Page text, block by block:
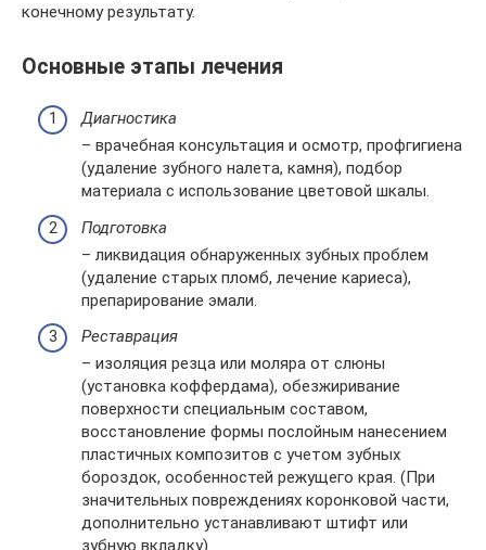
конечному результату.
Основные этапы лечения
Диагностика
– врачебная консультация и осмотр, профгигиена
(удаление зубного налета, камня), подбор
материала с использование цветовой шкалы.
Подготовка
– ликвидация обнаруженных зубных проблем
(удаление старых пломб, лечение кариеса),
препарирование эмали.
Реставрация
– изоляция резца или моляра от слюны
(установка коффердама), обезжиривание
поверхности специальным составом,
восстановление формы послойным нанесением
пластичных композитов с учетом зубных
бороздок, особенностей режущего края. (При
значительных повреждениях коронковой части,
дополнительно устанавливают штифт или
зубную вкладку).